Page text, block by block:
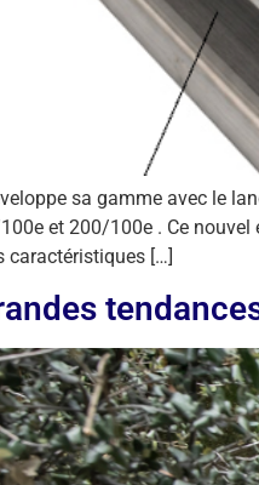
sa gamme avec le
et 200/100e . Ce
caractéristiques […]